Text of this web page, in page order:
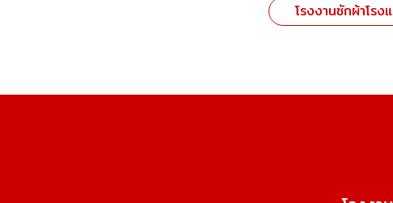
โรงงานซักผ้าโร